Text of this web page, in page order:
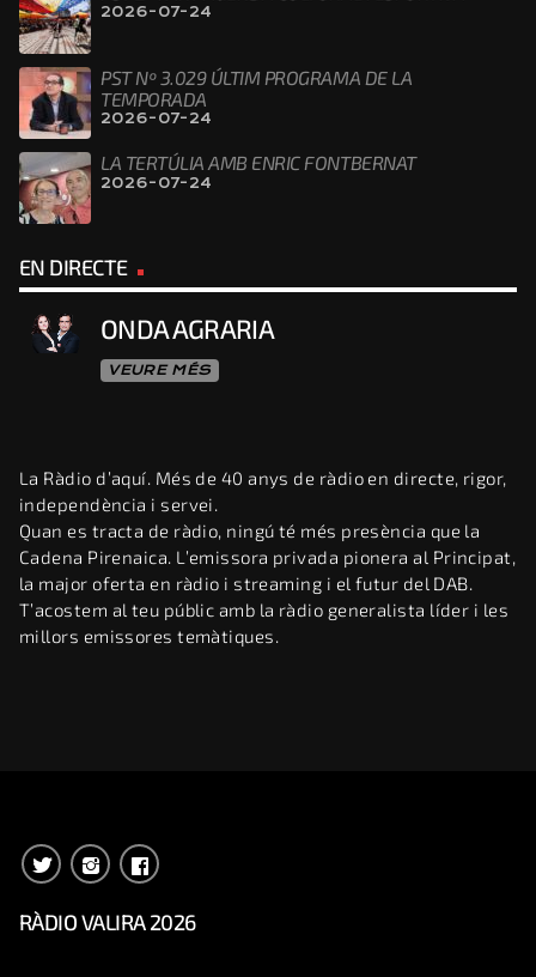
2026-07-24
PST Nº 3.029 ÚLTIM PROGRAMA DE LA
TEMPORADA
2026-07-24
LA TERTÚLIA AMB ENRIC FONTBERNAT
2026-07-24
EN DIRECTE
ONDA AGRARIA
VEURE MÉS
La Ràdio d’aquí. Més de 40 anys de ràdio en directe, rigor,
independència i servei.
Quan es tracta de ràdio, ningú té més presència que la
Cadena Pirenaica. L’emissora privada pionera al Principat,
la major oferta en ràdio i streaming i el futur del DAB.
T’acostem al teu públic amb la ràdio generalista líder i les
millors emissores temàtiques.
RÀDIO VALIRA 2026